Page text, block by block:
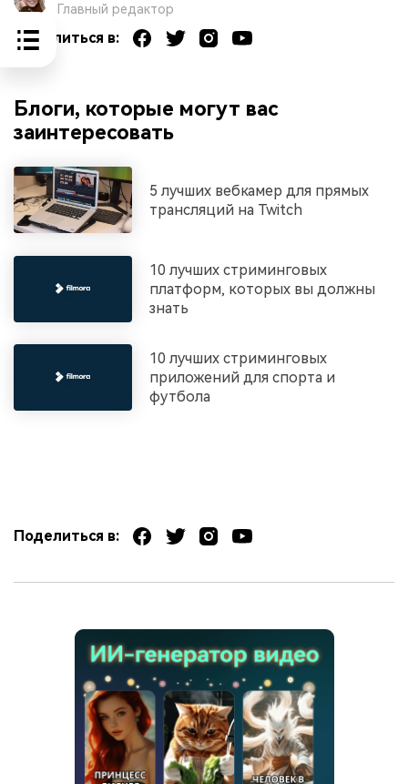
Главный редактор
Поделиться в:
Блоги, которые могут вас
заинтересовать
5 лучших вебкамер для прямых
трансляций на Twitch
10 лучших стриминговых
платформ, которых вы должны
знать
10 лучших стриминговых
приложений для спорта и
футбола
Поделиться в: